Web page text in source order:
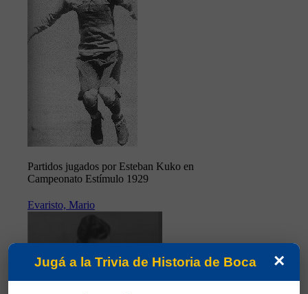
Partidos jugados por Esteban Kuko en
Campeonato Estímulo 1929
Evaristo, Mario
×
Jugá a la Trivia de Historia de Boca